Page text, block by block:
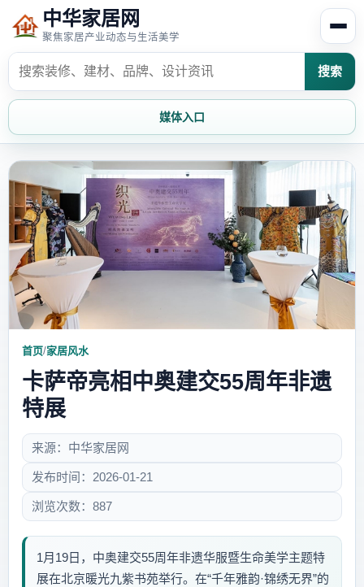
中华家居网
聚焦家居产业动态与生活美学
搜索
媒体入口
家居资讯
家居风水 家居欣赏
时尚饰家 装修设计
家具知识
家装攻略
首页/家居风水
卡萨帝亮相中奥建交55周年非遗
特展
来源：中华家居网
发布时间：2026-01-21
浏览次数：887
1月19日，中奥建交55周年非遗华服暨生命美学主题特
展在北京暖光九紫书苑举行。在“千年雅韵·锦绣无界”的